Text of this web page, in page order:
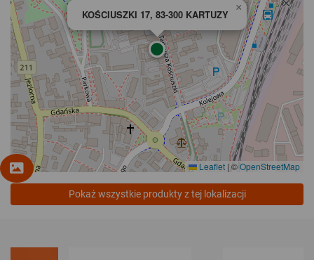
KOŚCIUSZKI 17, 83-300 KARTUZY
×
Leaflet | ©OpenStreetMap
Pokaż wszystkie produkty z tej lokalizacji